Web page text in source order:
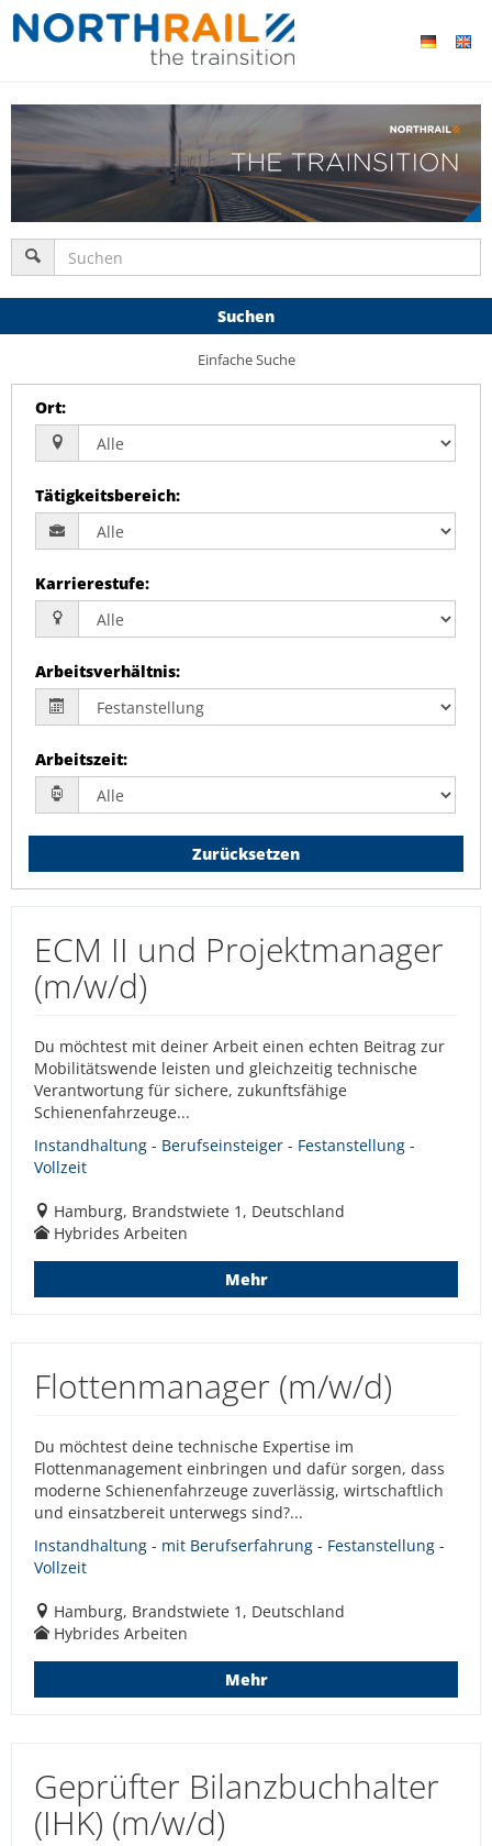
Suchen
Einfache Suche
Ort:
Tätigkeitsbereich:
Karrierestufe:
Arbeitsverhältnis:
Arbeitszeit:
Zurücksetzen
ECM II und Projektmanager
(m/w/d)
Du möchtest mit deiner Arbeit einen echten Beitrag zur
Mobilitätswende leisten und gleichzeitig technische
Verantwortung für sichere, zukunftsfähige
Schienenfahrzeuge...
Instandhaltung - Berufseinsteiger - Festanstellung -
Vollzeit
Hamburg, Brandstwiete 1, Deutschland
Hybrides Arbeiten
Mehr
Flottenmanager (m/w/d)
Du möchtest deine technische Expertise im
Flottenmanagement einbringen und dafür sorgen, dass
moderne Schienenfahrzeuge zuverlässig, wirtschaftlich
und einsatzbereit unterwegs sind?...
Instandhaltung - mit Berufserfahrung - Festanstellung -
Vollzeit
Hamburg, Brandstwiete 1, Deutschland
Hybrides Arbeiten
Mehr
Geprüfter Bilanzbuchhalter
(IHK) (m/w/d)